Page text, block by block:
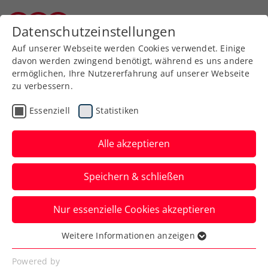
Zurück zur Newsübersicht
Verbands-Info
Erfolgreicher Abschluss
der BTV Thiem Kids
Schultennis-Offensive
2025/26
Mit einem großen Abschlussevent im
Sporthotel Kurz fand gestern die BTV
Thiem Kids Schultennis-Offensive einen
Datenschutzeinstellungen
Auf unserer Webseite werden Cookies verwendet. Einige
davon werden zwingend benötigt, während es uns andere
ermöglichen, Ihre Nutzererfahrung auf unserer Webseite
zu verbessern.
Essenziell Statistiken
Alle akzeptieren
Speichern & schließen
Nur essenzielle Cookies akzeptieren
Essenziell
Essenzielle Cookies werden für grundlegende
Weitere Informationen anzeigen
Powered by